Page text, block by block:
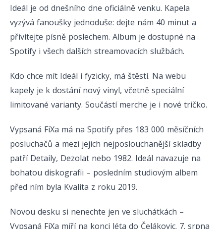
Ideál je od dnešního dne oficiálně venku. Kapela
vyzývá fanoušky jednoduše: dejte nám 40 minut a
přivítejte písně poslechem. Album je dostupné na
Spotify i všech dalších streamovacích službách.
Kdo chce mít Ideál i fyzicky, má štěstí. Na webu
kapely je k dostání nový vinyl, včetně speciální
limitované varianty. Součástí merche je i nové tričko.
Vypsaná FiXa má na Spotify přes 183 000 měsíčních
posluchačů a mezi jejich nejposlouchanější skladby
patří Detaily, Dezolat nebo 1982. Ideál navazuje na
bohatou diskografii – posledním studiovým albem
před ním byla Kvalita z roku 2019.
Novou desku si nenechte jen ve sluchátkách –
Vypsaná FiXa míří na konci léta do Čelákovic. 7. srpna